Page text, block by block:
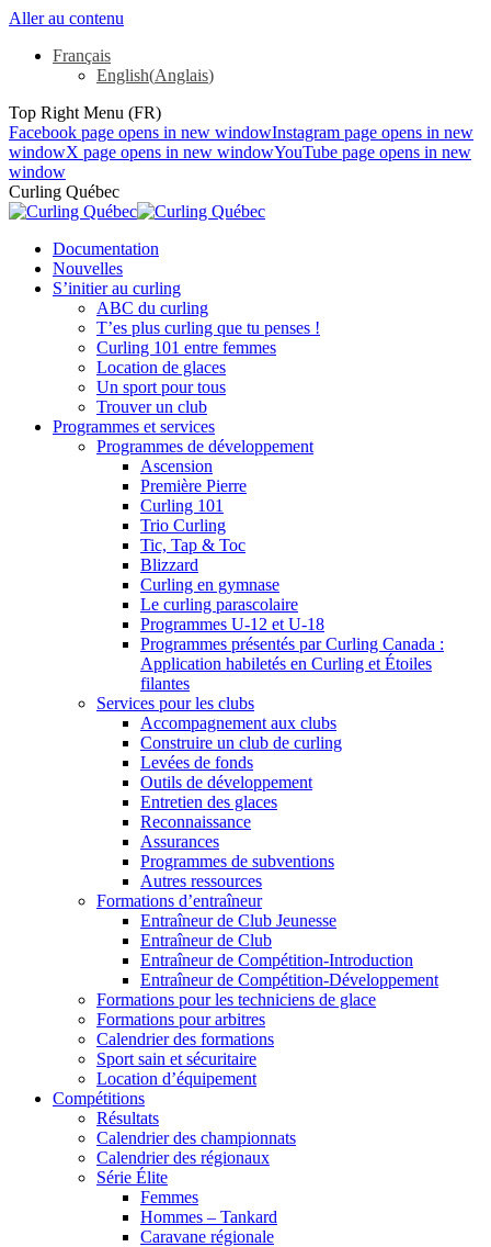
Aller au contenu
Français
English(Anglais)
Top Right Menu (FR)
Facebook page opens in new windowInstagram page opens in new
windowX page opens in new windowYouTube page opens in new
window
Curling Québec
Documentation
Nouvelles
S’initier au curling
ABC du curling
T’es plus curling que tu penses !
Curling 101 entre femmes
Location de glaces
Un sport pour tous
Trouver un club
Programmes et services
Programmes de développement
Ascension
Première Pierre
Curling 101
Trio Curling
Tic, Tap & Toc
Blizzard
Curling en gymnase
Le curling parascolaire
Programmes U-12 et U-18
Programmes présentés par Curling Canada :
Application habiletés en Curling et Étoiles
filantes
Services pour les clubs
Accompagnement aux clubs
Construire un club de curling
Levées de fonds
Outils de développement
Entretien des glaces
Reconnaissance
Assurances
Programmes de subventions
Autres ressources
Formations d’entraîneur
Entraîneur de Club Jeunesse
Entraîneur de Club
Entraîneur de Compétition-Introduction
Entraîneur de Compétition-Développement
Formations pour les techniciens de glace
Formations pour arbitres
Calendrier des formations
Sport sain et sécuritaire
Location d’équipement
Compétitions
Résultats
Calendrier des championnats
Calendrier des régionaux
Série Élite
Femmes
Hommes – Tankard
Caravane régionale